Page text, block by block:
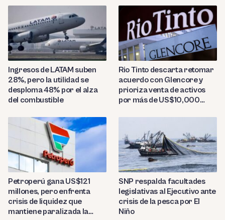
Ingresos de LATAM suben
28%, pero la utilidad se
desploma 48% por el alza
del combustible
Rio Tinto descarta retomar
acuerdo con Glencore y
prioriza venta de activos
por más de US$10,000
Petroperú gana US$121
millones, pero enfrenta
crisis de liquidez que
mantiene paralizada la
SNP respalda facultades
legislativas al Ejecutivo ante
crisis de la pesca por El
Niño